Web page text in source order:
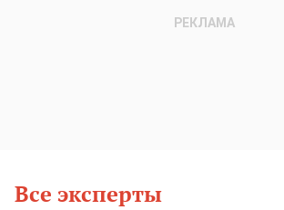
Все эксперты